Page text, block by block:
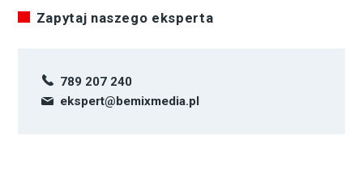
Zapytaj naszego eksperta
789 207 240
ekspert@bemixmedia.pl